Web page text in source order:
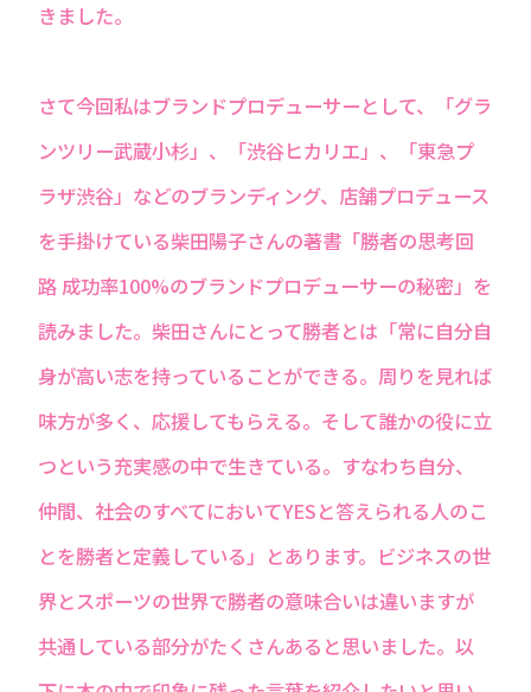
きました。
さて今回私はブランドプロデューサーとして、「グラ
ンツリー武蔵小杉」、「渋谷ヒカリエ」、「東急プ
ラザ渋谷」などのブランディング、店舗プロデュース
を手掛けている柴田陽子さんの著書「勝者の思考回
路 成功率100%のブランドプロデューサーの秘密」を
読みました。柴田さんにとって勝者とは「常に自分自
身が高い志を持っていることができる。周りを見れば
味方が多く、応援してもらえる。そして誰かの役に立
つという充実感の中で生きている。すなわち自分、
仲間、社会のすべてにおいてYESと答えられる人のこ
とを勝者と定義している」とあります。ビジネスの世
界とスポーツの世界で勝者の意味合いは違いますが
共通している部分がたくさんあると思いました。以